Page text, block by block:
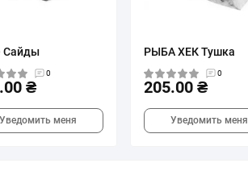
Сайды
0
₴
Уведомить меня
РЫБА ХЕК Тушка
0
205.00 ₴
Уведомить меня